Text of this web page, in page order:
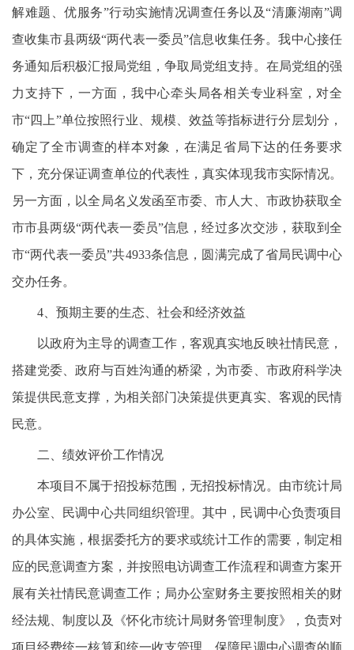
解难题、优服务”行动实施情况调查任务以及“清廉湖南”调
查收集市县两级“两代表一委员”信息收集任务。我中心接任
务通知后积极汇报局党组，争取局党组支持。在局党组的强
力支持下，一方面，我中心牵头局各相关专业科室，对全
市“四上”单位按照行业、规模、效益等指标进行分层划分，
确定了全市调查的样本对象，在满足省局下达的任务要求
下，充分保证调查单位的代表性，真实体现我市实际情况。
另一方面，以全局名义发函至市委、市人大、市政协获取全
市市县两级“两代表一委员”信息，经过多次交涉，获取到全
市“两代表一委员”共4933条信息，圆满完成了省局民调中心
交办任务。
4、预期主要的生态、社会和经济效益
以政府为主导的调查工作，客观真实地反映社情民意，
搭建党委、政府与百姓沟通的桥梁，为市委、市政府科学决
策提供民意支撑，为相关部门决策提供更真实、客观的民情
民意。
二、绩效评价工作情况
本项目不属于招投标范围，无招投标情况。由市统计局
办公室、民调中心共同组织管理。其中，民调中心负责项目
的具体实施，根据委托方的要求或统计工作的需要，制定相
应的民意调查方案，并按照电访调查工作流程和调查方案开
展有关社情民意调查工作；局办公室财务主要按照相关的财
经法规、制度以及《怀化市统计局财务管理制度》，负责对